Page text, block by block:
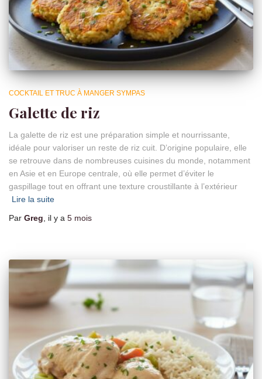
COCKTAIL ET TRUC À MANGER SYMPAS
Galette de riz
La galette de riz est une préparation simple et nourrissante,
idéale pour valoriser un reste de riz cuit. D’origine populaire, elle
se retrouve dans de nombreuses cuisines du monde, notamment
en Asie et en Europe centrale, où elle permet d’éviter le
gaspillage tout en offrant une texture croustillante à l’extérieur
Lire la suite
Par Greg , il y a 5 mois